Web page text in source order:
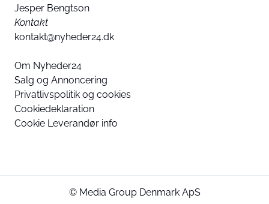
Jesper Bengtson
Kontakt
kontakt@nyheder24.dk
Om Nyheder24
Salg og Annoncering
Privatlivspolitik og cookies
Cookiedeklaration
Cookie Leverandør info
© Media Group Denmark ApS